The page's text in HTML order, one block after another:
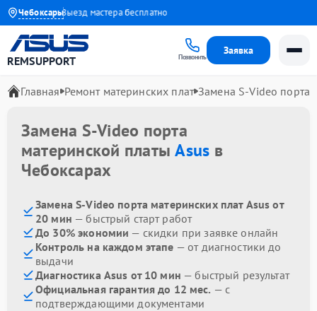
Чебоксары
1 года Выезд мастера бесплатно
REMSUPPORT Позвонить
Заявка
Главная Ремонт материнских плат Замена S-Video порта
Замена S-Video порта
материнской платыAsus в
Чебоксарах
Замена S-Video порта материнских плат Asus от
20 мин — быстрый старт работ
До 30% экономии — скидки при заявке онлайн
Контроль на каждом этапе — от диагностики до
выдачи
Диагностика Asus от 10 мин — быстрый результат
Официальная гарантия до 12 мес. — с
подтверждающими документами